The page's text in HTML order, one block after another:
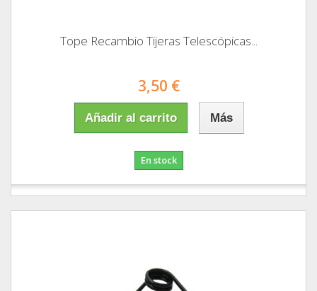
Tope Recambio Tijeras Telescópicas...
3,50 €
Añadir al carrito Más
En stock